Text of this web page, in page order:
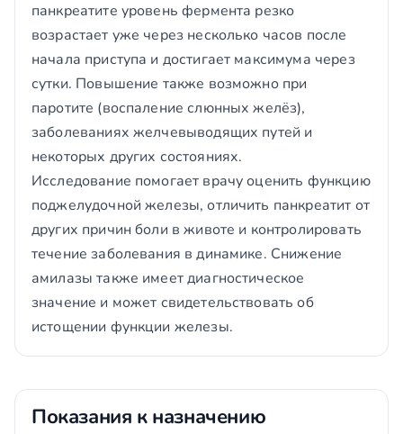
панкреатите уровень фермента резко
возрастает уже через несколько часов после
начала приступа и достигает максимума через
сутки. Повышение также возможно при
паротите (воспаление слюнных желёз),
заболеваниях желчевыводящих путей и
некоторых других состояниях.
Исследование помогает врачу оценить функцию
поджелудочной железы, отличить панкреатит от
других причин боли в животе и контролировать
течение заболевания в динамике. Снижение
амилазы также имеет диагностическое
значение и может свидетельствовать об
истощении функции железы.
Показания к назначению